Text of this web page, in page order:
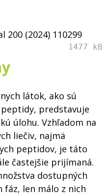
200 (2024) 110299
1477 kB
látok, ako sú
predstavuje
úlohu. Vzhľadom na
liečiv, najmä
peptidov, je táto
častejšie prijímaná.
dostupných
fáz, len málo z nich